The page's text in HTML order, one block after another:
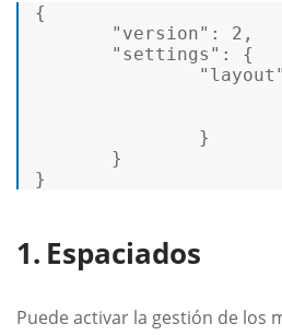
{
"version" : 2 ,
"settings" :
{
"layout"
}
}
}
Espaciados
Puede activar la gestión de los